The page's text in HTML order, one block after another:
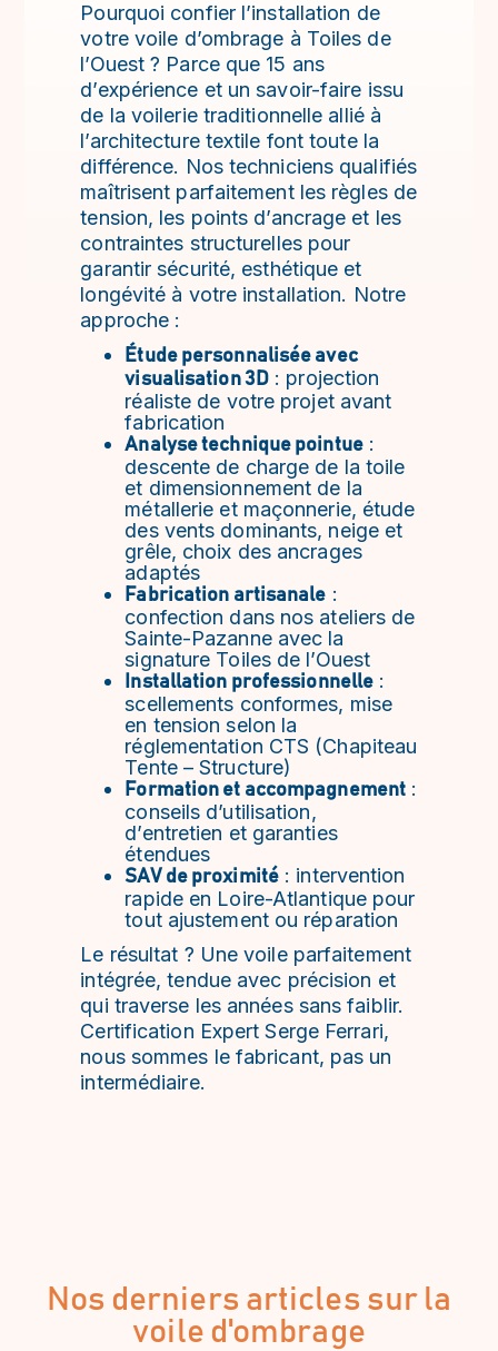
Pourquoi confier l’installation de
votre voile d’ombrage à Toiles de
l’Ouest ? Parce que 15 ans
d’expérience et un savoir-faire issu
de la voilerie traditionnelle allié à
l’architecture textile font toute la
différence. Nos techniciens qualifiés
maîtrisent parfaitement les règles de
tension, les points d’ancrage et les
contraintes structurelles pour
garantir sécurité, esthétique et
longévité à votre installation. Notre
approche :
Étude personnalisée avec
visualisation 3D : projection
réaliste de votre projet avant
fabrication
Analyse technique pointue:
descente de charge de la toile
et dimensionnement de la
métallerie et maçonnerie, étude
des vents dominants, neige et
grêle, choix des ancrages
adaptés
Fabrication artisanale :
confection dans nos ateliers de
Sainte-Pazanne avec la
signature Toiles de l’Ouest
Installation professionnelle :
scellements conformes, mise
en tension selon la
réglementation CTS (Chapiteau
Tente – Structure)
Formation et accompagnement :
conseils d’utilisation,
d’entretien et garanties
étendues
SAV de proximité : intervention
rapide en Loire-Atlantique pour
tout ajustement ou réparation
Le résultat ? Une voile parfaitement
intégrée, tendue avec précision et
qui traverse les années sans faiblir.
Certification Expert Serge Ferrari,
nous sommes le fabricant, pas un
intermédiaire.
Nos derniers articles sur la
voile d'ombrage